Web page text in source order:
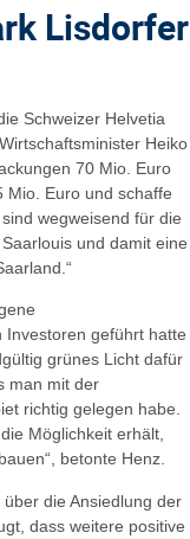
Lisdorfer
Schweizer Helvetia
Heiko
70 Mio. Euro
Mio. Euro und schaffe
wegweisend für die
und damit eine
Investoren geführt hatte
grünes Licht dafür
man mit der
richtig gelegen habe.
Möglichkeit erhält,
betonte Henz.
die Ansiedlung der
dass weitere positive